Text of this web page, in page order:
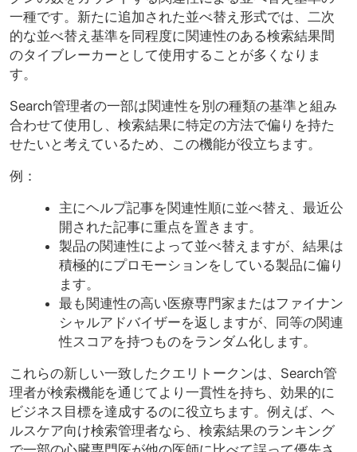
一種です。新たに追加された並べ替え形式では、二次
的な並べ替え基準を同程度に関連性のある検索結果間
のタイブレーカーとして使用することが多くなりま
す。
Search管理者の一部は関連性を別の種類の基準と組み
合わせて使用し、検索結果に特定の方法で偏りを持た
せたいと考えているため、この機能が役立ちます。
例：
主にヘルプ記事を関連性順に並べ替え、最近公
開された記事に重点を置きます。
製品の関連性によって並べ替えますが、結果は
積極的にプロモーションをしている製品に偏り
ます。
最も関連性の高い医療専門家またはファイナン
シャルアドバイザーを返しますが、同等の関連
性スコアを持つものをランダム化します。
これらの新しい一致したクエリトークンは、Search管
理者が検索機能を通じてより一貫性を持ち、効果的に
ビジネス目標を達成するのに役立ちます。例えば、ヘ
ルスケア向け検索管理者なら、検索結果のランキング